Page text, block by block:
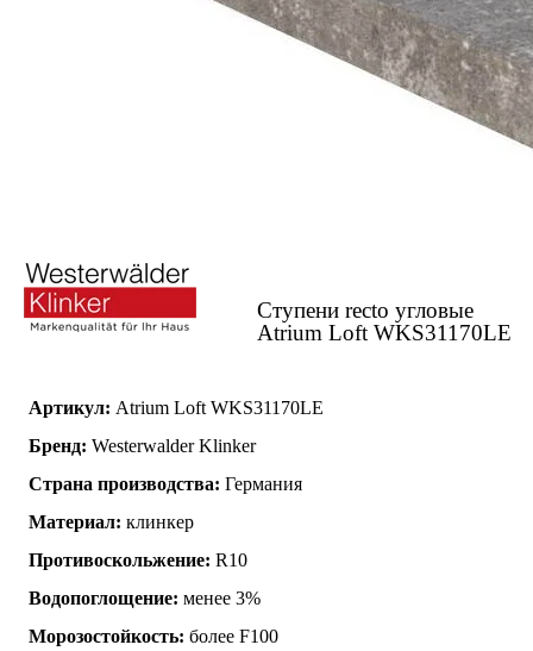
Ступени recto угловые
Atrium Loft WKS31170LE
Артикул: Atrium Loft WKS31170LE
Бренд: Westerwalder Klinker
Страна производства: Германия
Материал: клинкер
Противоскольжение: R10
Водопоглощение: менее 3%
Морозостойкость: более F100